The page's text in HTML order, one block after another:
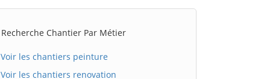
Recherche Chantier Par Métier
Voir les chantiers peinture
Voir les chantiers renovation